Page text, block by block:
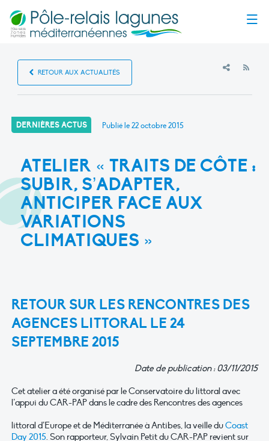
RETOUR AUX ACTUALITÉS
DERNIÈRES ACTUS Publié le22 octobre 2015
ATELIER « TRAITS DE CÔTE :
SUBIR, S’ADAPTER,
ANTICIPER FACE AUX
VARIATIONS
CLIMATIQUES »
RETOUR SUR LES RENCONTRES DES
AGENCES LITTORAL LE 24
SEPTEMBRE 2015
Date de publication : 03/11/2015
Cet atelier a été organisé par le Conservatoire du littoral avec
l’appui du CAR-PAP dans le cadre des Rencontres des agences
littoral d’Europe et de Méditerranée à Antibes, la veille duCoast
Day 2015. Son rapporteur, Sylvain Petit du CAR-PAP revient sur